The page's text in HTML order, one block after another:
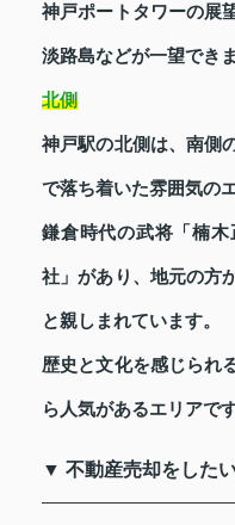
神戸ポートタワーの展
淡路島などが一望できま
北側
神戸駅の北側は、南側
で落ち着いた雰囲気の
鎌倉時代の武将「楠
社」があり、地元の方
と親しまれています。
歴史と文化を感じられ
ら人気があるエリアです
▼ 不動産売却をした